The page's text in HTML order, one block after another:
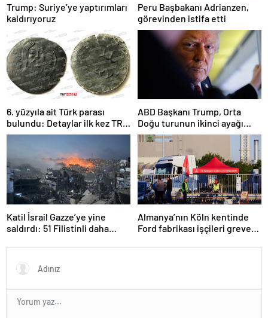
Trump: Suriye’ye yaptırımları
kaldırıyoruz
Peru Başbakanı Adrianzen,
görevinden istifa etti
6. yüzyıla ait Türk parası
bulundu: Detaylar ilk kez TRT
Haber’de
ABD Başkanı Trump, Orta
Doğu turunun ikinci ayağı
Katar’da
Katil İsrail Gazze’ye yine
saldırdı: 51 Filistinli daha
Almanya’nın Köln kentinde
Ford fabrikası işçileri greve